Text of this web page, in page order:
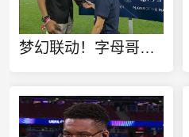
梦幻联动！字母哥现身欧冠决赛现场 将最佳球员奖杯颁给维蒂尼亚